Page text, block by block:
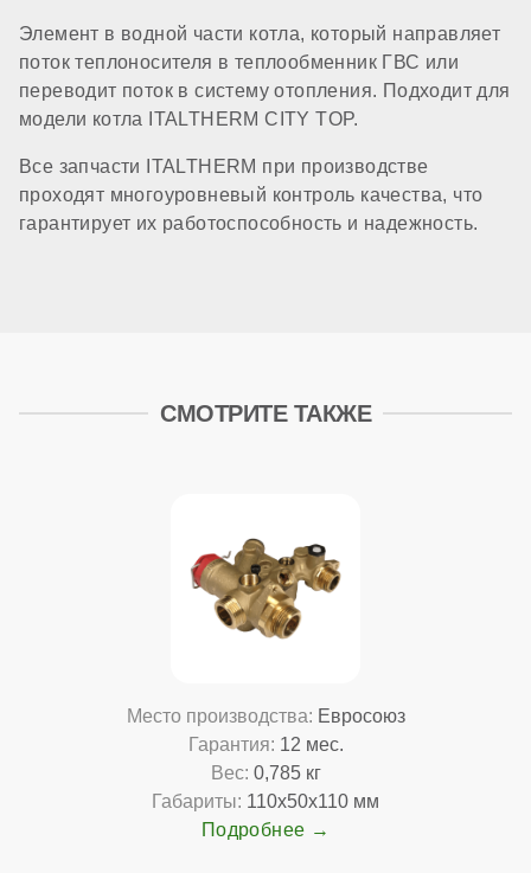
Элемент в водной части котла, который направляет
поток теплоносителя в теплообменник ГВС или
переводит поток в систему отопления. Подходит для
модели котла ITALTHERM CITY TOP.
Все запчасти ITALTHERM при производстве
проходят многоуровневый контроль качества, что
гарантирует их работоспособность и надежность.
СМОТРИТЕ ТАКЖЕ
Место производства: Евросоюз
Гарантия: 12 мес.
Вес: 0,785 кг
Габариты: 110x50x110 мм
Подробнее